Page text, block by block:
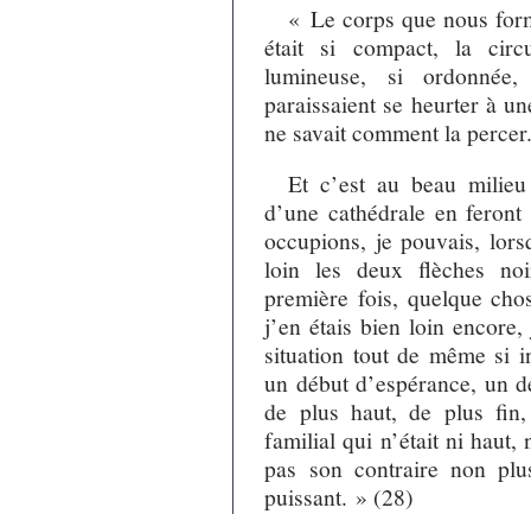
« Le corps que nous
était si compact, la
lumineuse, si
paraissaient se heurter à
ne savait comment la
Et c’est au beau
d’une cathédrale en
occupions, je pouvais,
loin les deux flèches
première fois, quelque
j’en étais bien loin
situation tout de même si
un début d’espérance, un
de plus haut, de plus
familial qui n’était ni haut,
pas son contraire non
puissant. » (28)